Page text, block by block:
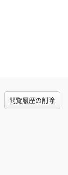
閲覧履歴の削除